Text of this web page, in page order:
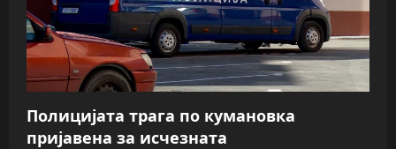
Полицијата трага пo кумановка
пријавена за исчезната